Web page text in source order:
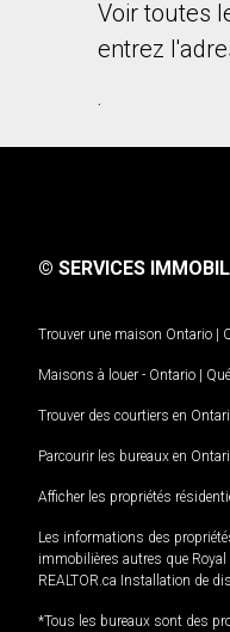
Voir toutes
entrez
.
© SERVICES
Trouver une maison Ontario |
Maisons à louer - Ontario |
Trouver des courtiers en
Parcourir les bureaux en
Afficher les propriétés
Les informations des
immobilières autres que
REALTOR.ca Installation de
*Tous les bureaux sont des